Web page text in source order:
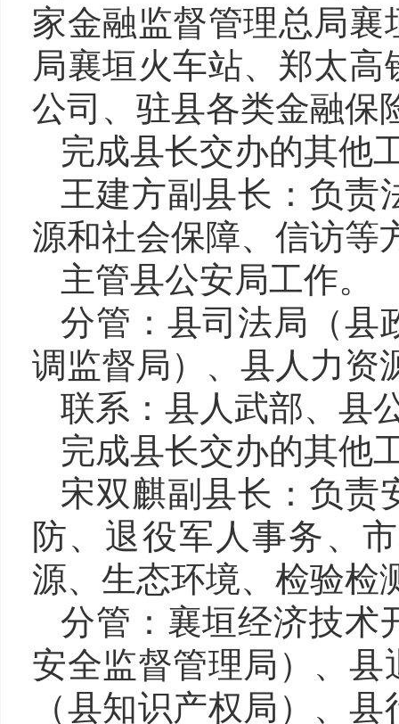
家金融监督管理总局襄
局襄垣火车站、郑太
公司、驻县各类金融保
完成县长交办的其他
王建方副县长 ：负
源和社会保障、信访等
主管县公安局工作。
分管：县司法局（县
调监督局）、县人力资
联系：县人武部、县
完成县长交办的其他
宋双麒副县长 ：负责
防、 退役军人事务、
源、生态环境、检验检
分管： 襄垣经济技术
安全监督管理局）、县
（县知识产权局）、县